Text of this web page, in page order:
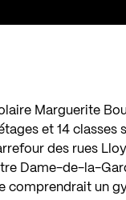
Marguerite
et 14 classes
des rues
Dame-de-la-
comprendrait un